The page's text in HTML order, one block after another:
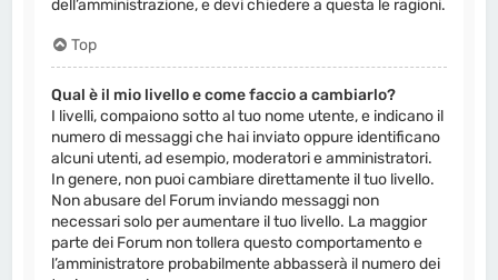
dell’amministrazione, e devi chiedere a questa le ragioni.
Top
Qual è il mio livello e come faccio a cambiarlo?
I livelli, compaiono sotto al tuo nome utente, e indicano il
numero di messaggi che hai inviato oppure identificano
alcuni utenti, ad esempio, moderatori e amministratori.
In genere, non puoi cambiare direttamente il tuo livello.
Non abusare del Forum inviando messaggi non
necessari solo per aumentare il tuo livello. La maggior
parte dei Forum non tollera questo comportamento e
l’amministratore probabilmente abbasserà il numero dei